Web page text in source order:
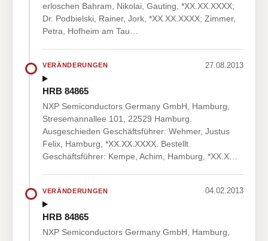
erloschen Bahram, Nikolai, Gauting, *XX.XX.XXXX;
Dr. Podbielski, Rainer, Jork, *XX.XX.XXXX; Zimmer,
Petra, Hofheim am Tau…
VERÄNDERUNGEN 27.08.2013
HRB 84865
NXP Semiconductors Germany GmbH, Hamburg,
Stresemannallee 101, 22529 Hamburg.
Ausgeschieden Geschäftsführer: Wehmer, Justus
Felix, Hamburg, *XX.XX.XXXX. Bestellt
Geschäftsführer: Kempe, Achim, Hamburg, *XX.X…
VERÄNDERUNGEN 04.02.2013
HRB 84865
NXP Semiconductors Germany GmbH, Hamburg,